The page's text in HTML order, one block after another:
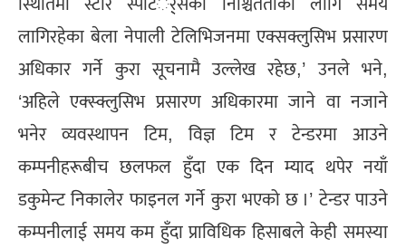
लागिरहेका बेला नेपाली टेलिभिजनमा एक्सक्लुसिभ प्रसारण
अधिकार गर्ने कुरा सूचनामै उल्लेख रहेछ,’ उनले भने,
‘अहिले एक्स्क्लुसिभ प्रसारण अधिकारमा जाने वा नजाने
भनेर व्यवस्थापन टिम, विज्ञ टिम र टेन्डरमा आउने
कम्पनीहरूबीच छलफल हुँदा एक दिन म्याद थपेर नयाँ
डकुमेन्ट निकालेर फाइनल गर्ने कुरा भएको छ ।’ टेन्डर पाउने
कम्पनीलाई समय कम हुँदा प्राविधिक हिसाबले केही समस्या